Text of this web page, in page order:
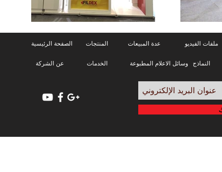
الصفحة الرئيسية المنتجات
عن الشركة الخدمات
عدة المبيعات ملفات الفيديو
وسائل الاعلام المطبوعة النماذج